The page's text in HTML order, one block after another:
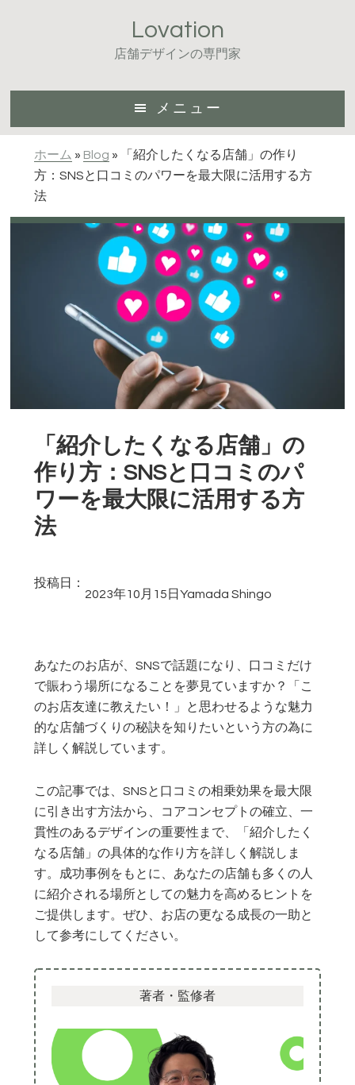
Lovation
店舗デザインの専門家
メニュー
ホーム » Blog »
「紹介したくなる店舗」の作り
方：SNSと口コミのパワーを最大限に活用する方
法
「紹介したくなる店舗」の
作り方：SNSと口コミのパ
ワーを最大限に活用する方
法
投稿日：
2023年10月15日Yamada Shingo
あなたのお店が、SNSで話題になり、口コミだけ
で賑わう場所になることを夢見ていますか？「こ
のお店友達に教えたい！」と思わせるような魅力
的な店舗づくりの秘訣を知りたいという方の為に
詳しく解説しています。
この記事では、SNSと口コミの相乗効果を最大限
に引き出す方法から、コアコンセプトの確立、一
貫性のあるデザインの重要性まで、「紹介したく
なる店舗」の具体的な作り方を詳しく解説しま
す。成功事例をもとに、あなたの店舗も多くの人
に紹介される場所としての魅力を高めるヒントを
ご提供します。ぜひ、お店の更なる成長の一助と
して参考にしてください。
著者・監修者